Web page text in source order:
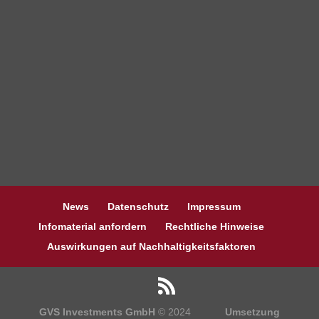
News Datenschutz
Impressum
Infomaterial anfordern
Rechtliche Hinweise
Auswirkungen auf Nachhaltigkeitsfaktoren
GVS Investments GmbH © 2024 Umsetzung